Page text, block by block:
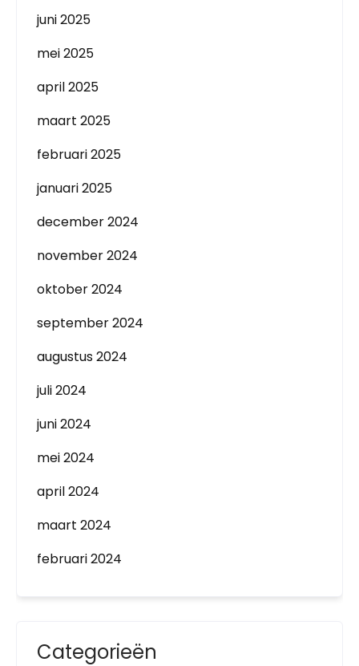
juni 2025
mei 2025
april 2025
maart 2025
februari 2025
januari 2025
december 2024
november 2024
oktober 2024
september 2024
augustus 2024
juli 2024
juni 2024
mei 2024
april 2024
maart 2024
februari 2024
Categorieën